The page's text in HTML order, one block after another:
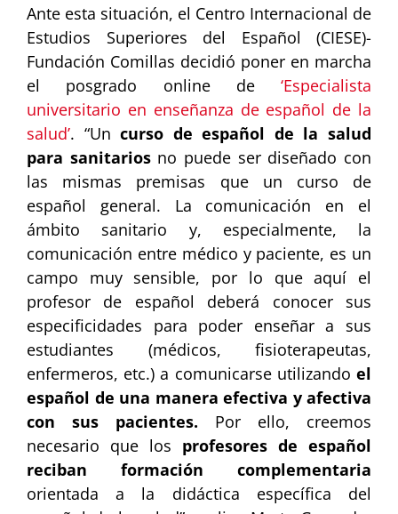
Ante esta situación, el Centro Internacional de
Estudios Superiores del Español (CIESE)-
Fundación Comillas decidió poner en marcha
el posgrado online de ‘Especialista
universitario en enseñanza de español de la
salud’. “Un curso de español de la salud
para sanitariosno puede ser diseñado con
las mismas premisas que un curso de
español general. La comunicación en el
ámbito sanitario y, especialmente, la
comunicación entre médico y paciente, es un
campo muy sensible, por lo que aquí el
profesor de español deberá conocer sus
especificidades para poder enseñar a sus
estudiantes (médicos, fisioterapeutas,
enfermeros, etc.) a comunicarse utilizando el
español de una manera efectiva y afectiva
con sus pacientes. Por ello, creemos
necesario que los profesores de español
reciban formación complementaria
orientada a la didáctica específica del